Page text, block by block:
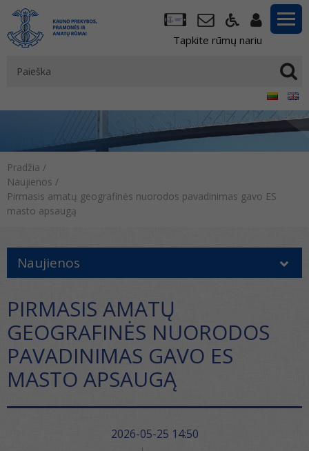
Tapkite rūmų nariu
Pradžia /
Naujienos /
Pirmasis amatų geografinės nuorodos pavadinimas gavo ES
masto apsaugą
Naujienos
PIRMASIS AMATŲ
GEOGRAFINĖS NUORODOS
PAVADINIMAS GAVO ES
MASTO APSAUGĄ
2026-05-25 14:50